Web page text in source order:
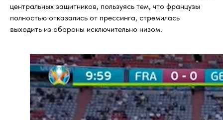
центральных защитников, пользуясь тем, что французы
полностью отказались от прессинга, стремилась
выходить из обороны исключительно низом.